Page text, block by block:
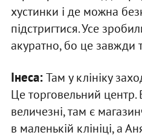
хустинки і де можна
підстригтися. Усе
акуратно, бо це завжди
Інеса:Там у клініку
Це торговельний
величезні, там є
в маленькій клініці, а